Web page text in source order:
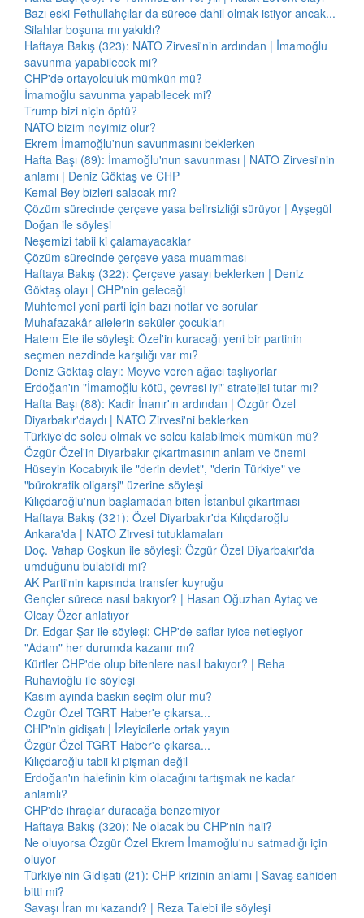
Bazı eski Fethullahçılar da sürece dahil olmak istiyor ancak...
Silahlar boşuna mı yakıldı?
Haftaya Bakış (323): NATO Zirvesi'nin ardından | İmamoğlu
savunma yapabilecek mi?
CHP'de ortayolculuk mümkün mü?
İmamoğlu savunma yapabilecek mi?
Trump bizi niçin öptü?
NATO bizim neyimiz olur?
Ekrem İmamoğlu'nun savunmasını beklerken
Hafta Başı (89): İmamoğlu'nun savunması | NATO Zirvesi'nin
anlamı | Deniz Göktaş ve CHP
Kemal Bey bizleri salacak mı?
Çözüm sürecinde çerçeve yasa belirsizliği sürüyor | Ayşegül
Doğan ile söyleşi
Neşemizi tabii ki çalamayacaklar
Çözüm sürecinde çerçeve yasa muamması
Haftaya Bakış (322): Çerçeve yasayı beklerken | Deniz
Göktaş olayı | CHP'nin geleceği
Muhtemel yeni parti için bazı notlar ve sorular
Muhafazakâr ailelerin seküler çocukları
Hatem Ete ile söyleşi: Özel'in kuracağı yeni bir partinin
seçmen nezdinde karşılığı var mı?
Deniz Göktaş olayı: Meyve veren ağacı taşlıyorlar
Erdoğan'ın "İmamoğlu kötü, çevresi iyi" stratejisi tutar mı?
Hafta Başı (88): Kadir İnanır'ın ardından | Özgür Özel
Diyarbakır'daydı | NATO Zirvesi'ni beklerken
Türkiye'de solcu olmak ve solcu kalabilmek mümkün mü?
Özgür Özel'in Diyarbakır çıkartmasının anlam ve önemi
Hüseyin Kocabıyık ile "derin devlet", "derin Türkiye" ve
"bürokratik oligarşi" üzerine söyleşi
Kılıçdaroğlu'nun başlamadan biten İstanbul çıkartması
Haftaya Bakış (321): Özel Diyarbakır'da Kılıçdaroğlu
Ankara'da | NATO Zirvesi tutuklamaları
Doç. Vahap Coşkun ile söyleşi: Özgür Özel Diyarbakır'da
umduğunu bulabildi mi?
AK Parti'nin kapısında transfer kuyruğu
Gençler sürece nasıl bakıyor? | Hasan Oğuzhan Aytaç ve
Olcay Özer anlatıyor
Dr. Edgar Şar ile söyleşi: CHP'de saflar iyice netleşiyor
"Adam" her durumda kazanır mı?
Kürtler CHP'de olup bitenlere nasıl bakıyor? | Reha
Ruhavioğlu ile söyleşi
Kasım ayında baskın seçim olur mu?
Özgür Özel TGRT Haber'e çıkarsa...
CHP'nin gidişatı | İzleyicilerle ortak yayın
Özgür Özel TGRT Haber'e çıkarsa...
Kılıçdaroğlu tabii ki pişman değil
Erdoğan'ın halefinin kim olacağını tartışmak ne kadar
anlamlı?
CHP'de ihraçlar duracağa benzemiyor
Haftaya Bakış (320): Ne olacak bu CHP'nin hali?
Ne oluyorsa Özgür Özel Ekrem İmamoğlu'nu satmadığı için
oluyor
Türkiye'nin Gidişatı (21): CHP krizinin anlamı | Savaş sahiden
bitti mi?
Savaşı İran mı kazandı? | Reza Talebi ile söyleşi